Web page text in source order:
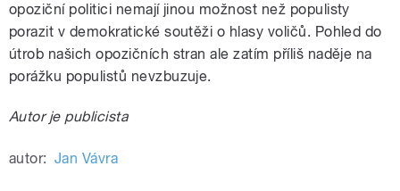
opoziční politici nemají jinou možnost než populisty
porazit v demokratické soutěži o hlasy voličů. Pohled do
útrob našich opozičních stran ale zatím příliš naděje na
porážku populistů nevzbuzuje.
Autor je publicista
autor: Jan Vávra